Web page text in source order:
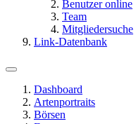
Benutzer online
Team
Mitgliedersuche
Link-Datenbank
Dashboard
Artenportraits
Börsen